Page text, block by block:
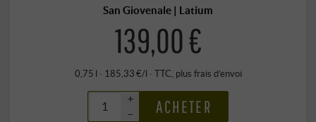
San Giovenale | Latium
139,00 €
0,75 l · 185,33 €/l · TTC , plus frais d’envoi
+
–
ACHETER